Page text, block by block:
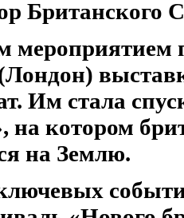
Британского
мероприятием
Им стала
на котором
на Землю.